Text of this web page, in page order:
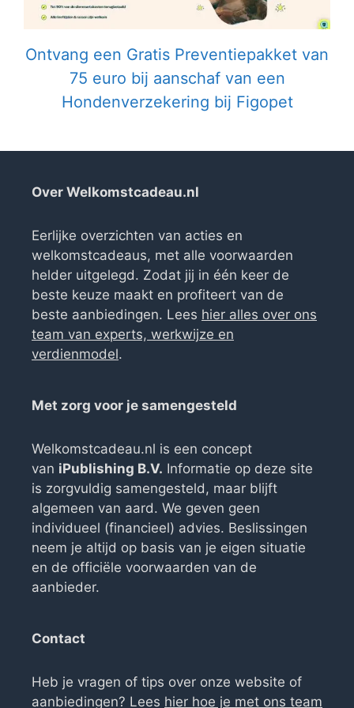
Ontvang een Gratis Preventiepakket van
75 euro bij aanschaf van een
Hondenverzekering bij Figopet
Over Welkomstcadeau.nl
Eerlijke overzichten van acties en
welkomstcadeaus, met alle voorwaarden
helder uitgelegd. Zodat jij in één keer de
beste keuze maakt en profiteert van de
beste aanbiedingen. Lees hier alles over ons
team van experts, werkwijze en
verdienmodel.
Met zorg voor je samengesteld
Welkomstcadeau.nl is een concept
van iPublishing B.V. Informatie op deze site
is zorgvuldig samengesteld, maar blijft
algemeen van aard. We geven geen
individueel (financieel) advies. Beslissingen
neem je altijd op basis van je eigen situatie
en de officiële voorwaarden van de
aanbieder.
Contact
Heb je vragen of tips over onze website of
aanbiedingen? Lees hier hoe je met ons team